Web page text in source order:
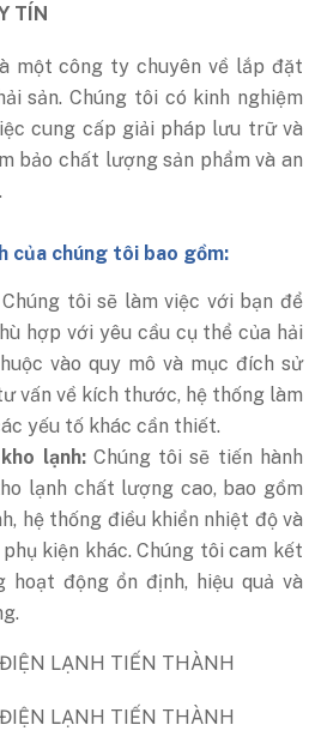
TÍN
một công ty chuyên về lắp đặt
sản. Chúng tôi có kinh nghiệm
cung cấp giải pháp lưu trữ và
bảo chất lượng sản phẩm và an
của chúng tôi bao gồm:
tôi sẽ làm việc với bạn để
hợp với yêu cầu cụ thể của hải
vào quy mô và mục đích sử
vấn về kích thước, hệ thống làm
yếu tố khác cần thiết.
lạnh: Chúng tôi sẽ tiến hành
lạnh chất lượng cao, bao gồm
hệ thống điều khiển nhiệt độ và
kiện khác. Chúng tôi cam kết
hoạt động ổn định, hiệu quả và